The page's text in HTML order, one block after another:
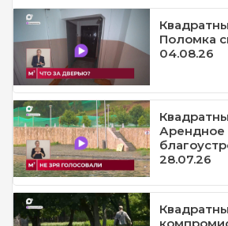
Поломка
04.08.26
Арендное
28.07.26